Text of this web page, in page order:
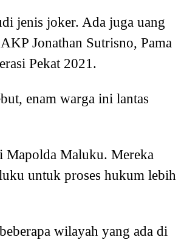
jenis joker. Ada juga uang
Jonathan Sutrisno, Pama
Pekat 2021.
enam warga ini lantas
Mapolda Maluku. Mereka
untuk proses hukum lebih
wilayah yang ada di